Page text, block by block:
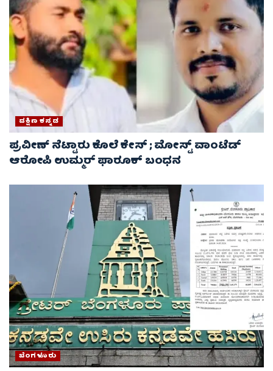
ದಕ್ಷಿಣ ಕನ್ನಡ
ಪ್ರವೀಣ್ ನೆಟ್ಟಾರು ಕೊಲೆ ಕೇಸ್ ​; ಮೋಸ್ಟ್ ವಾಂಟೆಡ್‌
ಆರೋಪಿ ಉಮ್ಮರ್ ಫಾರೂಕ್ ಬಂಧನ
ಬೆಂಗಳೂರು